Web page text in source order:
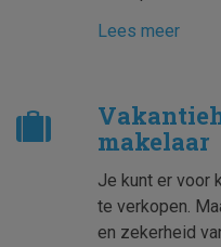
Lees meer
makelaar
Je kunt er voor
te verkopen.
en zekerheid